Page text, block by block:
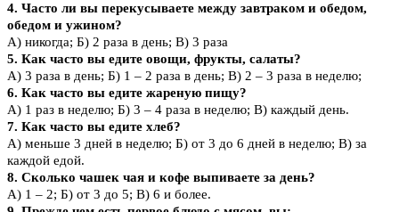
4. Часто ли вы перекусываете между завтраком и обедом,
обедом и ужином?
А) никогда; Б) 2 раза в день; В) 3 раза
5. Как часто вы едите овощи, фрукты, салаты?
А) 3 раза в день; Б) 1 – 2 раза в день; В) 2 – 3 раза в неделю;
6. Как часто вы едите жареную пищу?
А) 1 раз в неделю; Б) 3 – 4 раза в неделю; В) каждый день.
7. Как часто вы едите хлеб?
А) меньше 3 дней в неделю; Б) от 3 до 6 дней в неделю; В) за
каждой едой.
8. Сколько чашек чая и кофе выпиваете за день?
А) 1 – 2; Б) от 3 до 5; В) 6 и более.